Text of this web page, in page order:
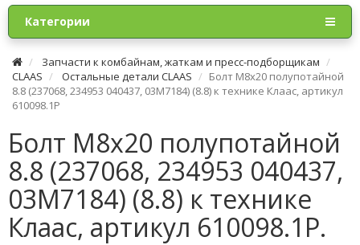
Категории
Запчасти к комбайнам, жаткам и пресс-подборщикам
CLAAS
Остальные детали CLAAS
Болт M8х20 полупотайной
8.8 (237068, 234953 040437, 03M7184) (8.8) к технике Клаас, артикул
610098.1P
Болт M8х20 полупотайной
8.8 (237068, 234953 040437,
03M7184) (8.8) к технике
Клаас, артикул 610098.1P.